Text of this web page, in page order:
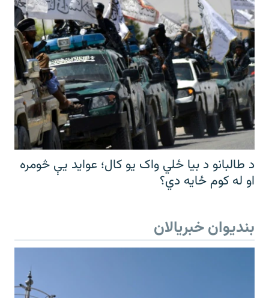
د طالبانو د بیا ځلي واک یو کال؛ عواید یې څومره
او له کوم ځایه دي؟
بندیوان خبریالان